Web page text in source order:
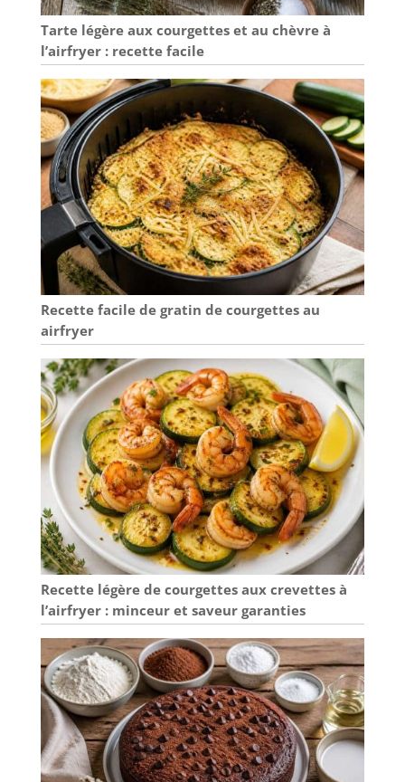
Tarte légère aux courgettes et au chèvre à
l’airfryer : recette facile
Recette facile de gratin de courgettes au
airfryer
Recette légère de courgettes aux crevettes à
l’airfryer : minceur et saveur garanties